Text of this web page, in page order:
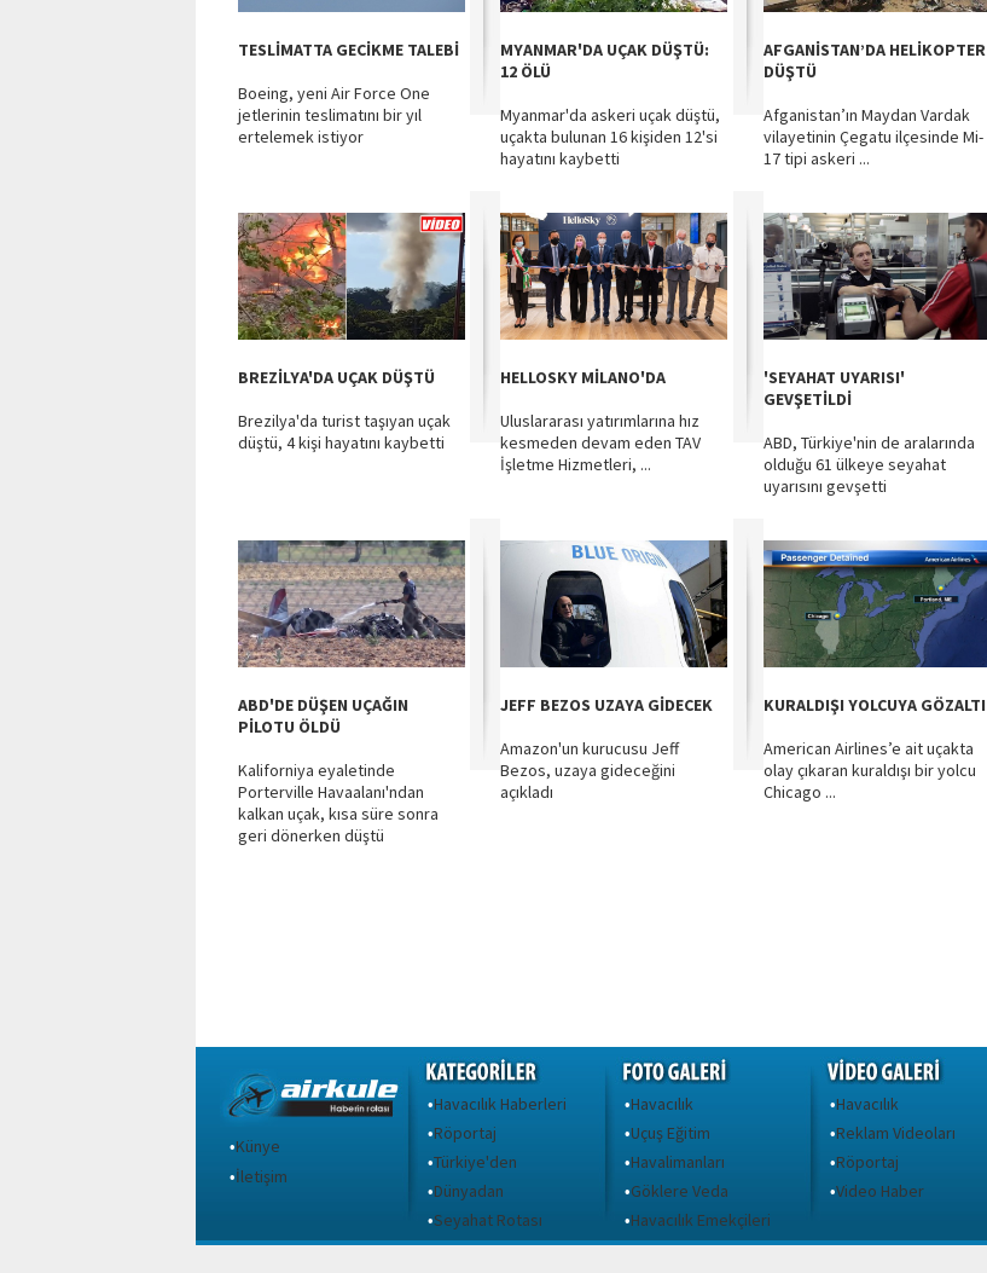
TESLİMATTA GECİKME TALEBİ
Boeing, yeni Air Force One
jetlerinin teslimatını bir yıl
ertelemek istiyor
MYANMAR'DA UÇAK DÜŞTÜ:
12 ÖLÜ
Myanmar'da askeri uçak düştü,
uçakta bulunan 16 kişiden 12'si
hayatını kaybetti
AFGANİSTAN’DA HELİKOPTER
DÜŞTÜ
Afganistan’ın Maydan Vardak
vilayetinin Çegatu ilçesinde Mi-
17 tipi askeri ...
BREZİLYA'DA UÇAK DÜŞTÜ
Brezilya'da turist taşıyan uçak
düştü, 4 kişi hayatını kaybetti
HELLOSKY MİLANO'DA
Uluslararası yatırımlarına hız
kesmeden devam eden TAV
İşletme Hizmetleri, ...
'SEYAHAT UYARISI'
GEVŞETİLDİ
ABD, Türkiye'nin de aralarında
olduğu 61 ülkeye seyahat
uyarısını gevşetti
ABD'DE DÜŞEN UÇAĞIN
PİLOTU ÖLDÜ
Kaliforniya eyaletinde
Porterville Havaalanı'ndan
kalkan uçak, kısa süre sonra
geri dönerken düştü
JEFF BEZOS UZAYA GİDECEK
Amazon'un kurucusu Jeff
Bezos, uzaya gideceğini
açıkladı
KURALDIŞI YOLCUYA GÖZALTI
American Airlines’e ait uçakta
olay çıkaran kuraldışı bir yolcu
Chicago ...
•Künye
•İletişim
•Havacılık Haberleri
•Röportaj
•Türkiye'den
•Dünyadan
•Seyahat Rotası
•Havacılık
•Uçuş Eğitim
•Havalimanları
•Göklere Veda
•Havacılık Emekçileri
•Havacılık
•Reklam Videoları
•Röportaj
•Video Haber